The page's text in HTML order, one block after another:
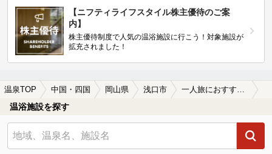
【ニフティライフスタイル株主優待のご案
内】
株主優待制度で人気の温浴施設に行こう！対象施設が
拡充されました！
温泉TOP 中国・四国 岡山県 浅口市 一人旅におすすめの浅口市の温泉、日帰り温泉、スーパー銭湯おすすめ
温浴施設を探す